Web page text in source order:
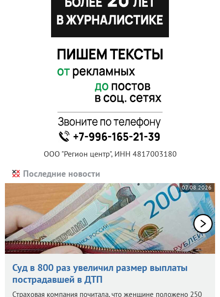
ООО "Регион центр", ИНН 4817003180
Последние новости
07.08.2026
Суд в 800 раз увеличил размер выплаты
пострадавшей в ДТП
Страховая компания почитала, что женщине положено 250